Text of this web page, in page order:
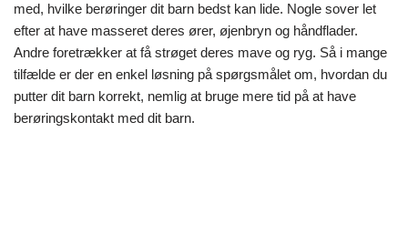
med, hvilke berøringer dit barn bedst kan lide. Nogle sover let
efter at have masseret deres ører, øjenbryn og håndflader.
Andre foretrækker at få strøget deres mave og ryg. Så i mange
tilfælde er der en enkel løsning på spørgsmålet om, hvordan du
putter dit barn korrekt, nemlig at bruge mere tid på at have
berøringskontakt med dit barn.